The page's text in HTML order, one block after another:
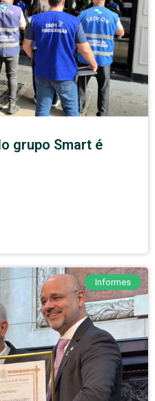
grupo Smart é
Informes